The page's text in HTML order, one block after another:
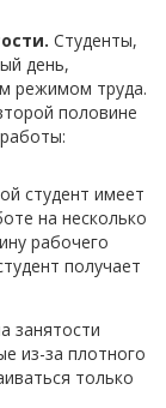
Студенты,
день,
режимом труда.
половине
студент имеет
на несколько
рабочего
получает
занятости
из-за плотного
только